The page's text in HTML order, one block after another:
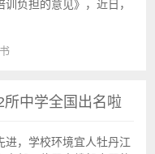
负担的意见》，近日，
中学全国出名啦
进，学校环境宜人牡丹江